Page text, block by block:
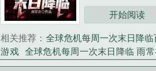
可以抽取一个技
亡之眼，死亡之
扎时，牧尘逸已
匕！”“恭喜玩家
开始阅读
相关推荐： 全球危机每周一次末日降临
游戏
全球危机每周一次末日降临 雨
降临笔趣阁 全球危机每周一次末日